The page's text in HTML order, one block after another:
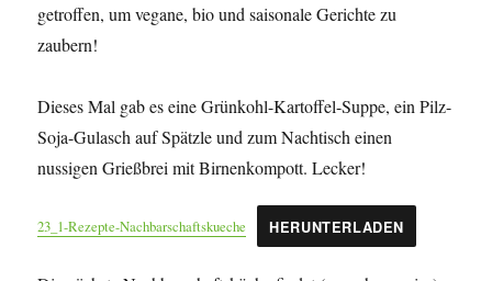
getroffen, um vegane, bio und saisonale Gerichte zu
zaubern!
Dieses Mal gab es eine Grünkohl-Kartoffel-Suppe, ein Pilz-
Soja-Gulasch auf Spätzle und zum Nachtisch einen
nussigen Grießbrei mit Birnenkompott. Lecker!
23_1-Rezepte-Nachbarschaftskueche HERUNTERLADEN